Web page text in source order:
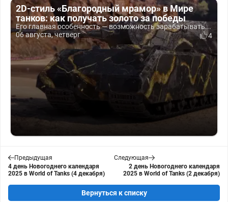
2D-стиль «Благородный мрамор» в Мире
танков: как получать золото за победы
Его главная особенность — возможность зарабатывать...
06 августа, четверг
4
Предыдущая
4 день Новогоднего календаря
2025 в World of Tanks (4 декабря)
Следующая
2 день Новогоднего календаря
2025 в World of Tanks (2 декабря)
Вернуться к списку